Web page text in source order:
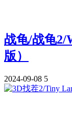
战龟/战龟2/
版）
2024-09-08 5